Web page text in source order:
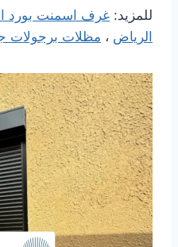
للمزيد: غرف اسمنت بورد
الرياض ، مظلات برجولات